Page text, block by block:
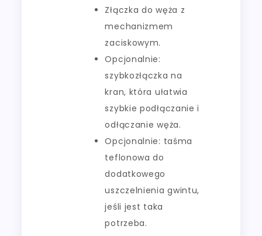
Złączka do węża z
mechanizmem
zaciskowym.
Opcjonalnie:
szybkozłączka na
kran, która ułatwia
szybkie podłączanie i
odłączanie węża.
Opcjonalnie: taśma
teflonowa do
dodatkowego
uszczelnienia gwintu,
jeśli jest taka
potrzeba.